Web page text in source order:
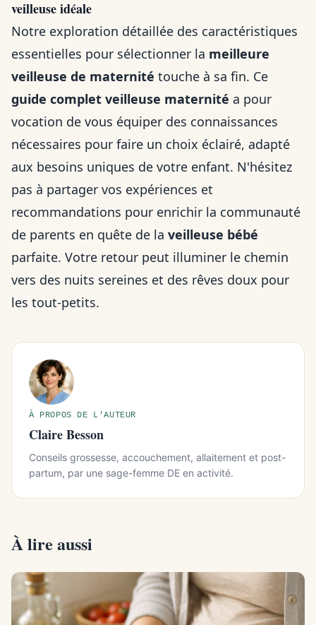
veilleuse idéale
Notre exploration détaillée des caractéristiques
essentielles pour sélectionner la meilleure
veilleuse de maternité touche à sa fin. Ce
guide complet veilleuse maternité a pour
vocation de vous équiper des connaissances
nécessaires pour faire un choix éclairé, adapté
aux besoins uniques de votre enfant. N'hésitez
pas à partager vos expériences et
recommandations pour enrichir la communauté
de parents en quête de la veilleuse bébé
parfaite. Votre retour peut illuminer le chemin
vers des nuits sereines et des rêves doux pour
les tout-petits.
À PROPOS DE L'AUTEUR
Claire Besson
Conseils grossesse, accouchement, allaitement et post-
partum, par une sage-femme DE en activité.
À lire aussi